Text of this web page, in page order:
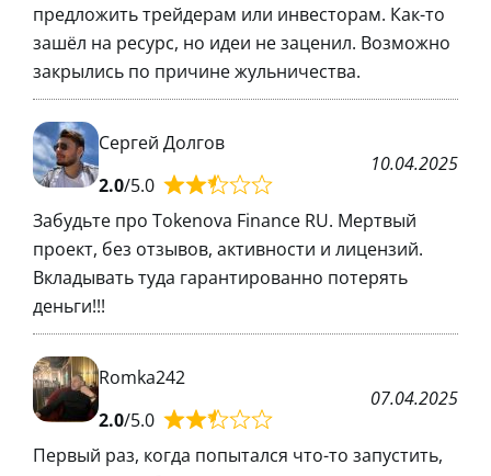
предложить трейдерам или инвесторам. Как-то
зашёл на ресурс, но идеи не заценил. Возможно
закрылись по причине жульничества.
Сергей Долгов
2.0/5.0
10.04.2025
Забудьте про Tokenova Finance RU. Мертвый
проект, без отзывов, активности и лицензий.
Вкладывать туда гарантированно потерять
деньги!!!
Romka242
2.0/5.0
07.04.2025
Первый раз, когда попытался что-то запустить,